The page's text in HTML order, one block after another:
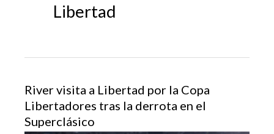
Libertad
River visita a Libertad por la Copa
Libertadores tras la derrota en el
Superclásico